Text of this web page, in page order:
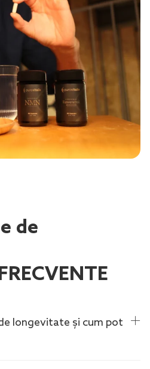
de
longevitate și cum pot